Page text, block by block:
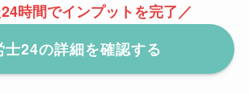
時間でインプットを完了／
士24の詳細を確認する